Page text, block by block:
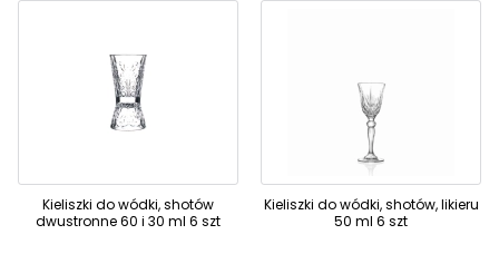
Kieliszki do wódki, shotów
dwustronne 60 i 30 ml 6 szt
Kieliszki do wódki, shotów, likieru
50 ml 6 szt